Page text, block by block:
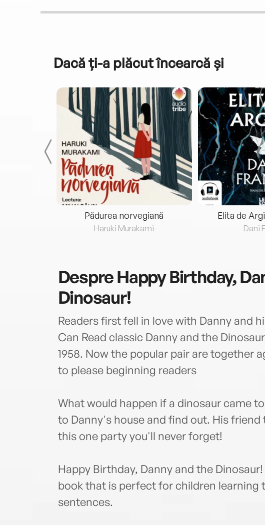
Dacă ți-a plăcut încearcă și
Pădurea norvegiană
Haruki Murakami
Elita de
Dani
DespreHappy Birthday,
Dinosaur!
Readers first fell in love with Danny and
Can Read classic Danny and the
1958. Now the popular pair are together
to please beginning readers
What would happen if a dinosaur came
to Danny's house and find out. His friend
this one party you'll never forget!
Happy Birthday, Danny and the Dinosaur!
book that is perfect for children learning
sentences.